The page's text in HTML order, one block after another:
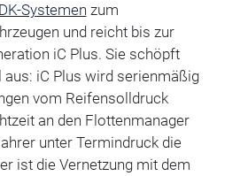
Systemen zum
und reicht bis zur
iC Plus. Sie schöpft
iC Plus wird serienmäßig
vom Reifensolldruck
an den Flottenmanager
unter Termindruck die
ist die Vernetzung mit dem